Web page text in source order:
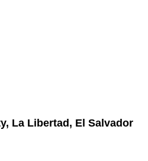
La Libertad, El Salvador